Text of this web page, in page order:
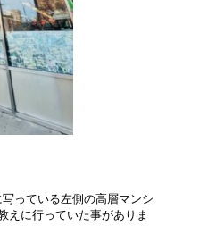
っている左側の高層マンシ
えに行っていた事がありま